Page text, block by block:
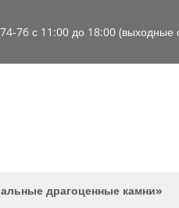
76 с 11:00 до 18:00 (выходные
драгоценные камни»